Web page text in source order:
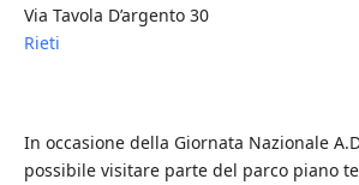
Via Tavola D’argento 30
Rieti
In occasione della Giornata Nazionale
possibile visitare parte del parco piano